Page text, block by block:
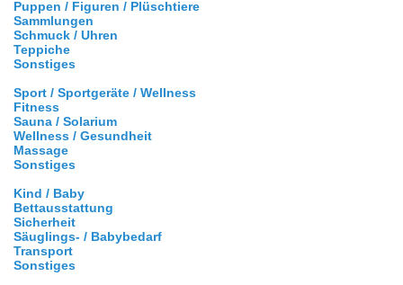
Puppen / Figuren / Plüschtiere
Sammlungen
Schmuck / Uhren
Teppiche
Sonstiges
Sport / Sportgeräte / Wellness
Fitness
Sauna / Solarium
Wellness / Gesundheit
Massage
Sonstiges
Kind / Baby
Bettausstattung
Sicherheit
Säuglings- / Babybedarf
Transport
Sonstiges